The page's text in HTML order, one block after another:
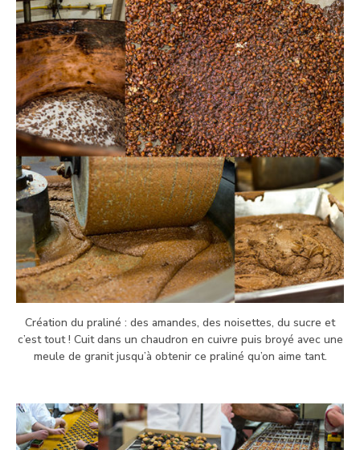
Création du praliné : des amandes, des noisettes, du sucre et
c’est tout ! Cuit dans un chaudron en cuivre puis broyé avec une
meule de granit jusqu’à obtenir ce praliné qu’on aime tant.